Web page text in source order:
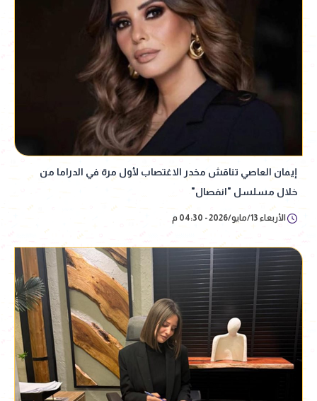
إيمان العاصي تناقش مخدر الاغتصاب لأول مرة في الدراما من
خلال مسلسل "انفصال"
الأربعاء 13/مايو/2026 - 04:30 م